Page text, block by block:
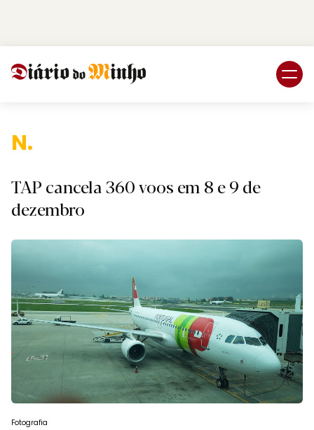
Nacio
TAP cancela 360 voos em 8 e 9 de
dezembro
Fotografia